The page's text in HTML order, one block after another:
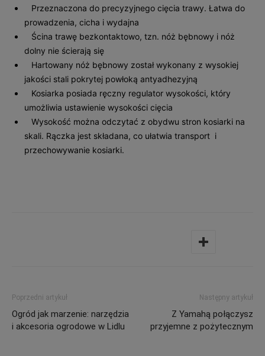
Przeznaczona do precyzyjnego cięcia trawy. Łatwa do
prowadzenia, cicha i wydajna
Ścina trawę bezkontaktowo, tzn. nóż bębnowy i nóż
dolny nie ścierają się
Hartowany nóż bębnowy został wykonany z wysokiej
jakości stali pokrytej powłoką antyadhezyjną
Kosiarka posiada ręczny regulator wysokości, który
umożliwia ustawienie wysokości cięcia
Wysokość można odczytać z obydwu stron kosiarki na
skali. Rączka jest składana, co ułatwia transport i
przechowywanie kosiarki.
Poprzedni artykuł
Ogród jak marzenie: narzędzia
i akcesoria ogrodowe w Lidlu
Następny artykuł
Z Yamahą połączysz
przyjemne z pożytecznym